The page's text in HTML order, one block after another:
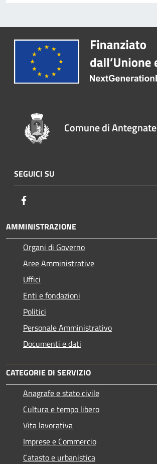
Comune di Antegnate
SEGUICI SU
AMMINISTRAZIONE
Organi di Governo
Aree Amministrative
Uffici
Enti e fondazioni
Politici
Personale Amministrativo
Documenti e dati
CATEGORIE DI SERVIZIO
Anagrafe e stato civile
Cultura e tempo libero
Vita lavorativa
Imprese e Commercio
Catasto e urbanistica